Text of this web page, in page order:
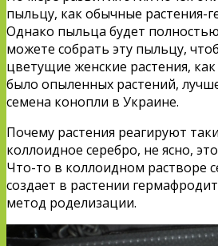
пыльцу, как обычные растения-
Однако пыльца будет
можете собрать эту пыльцу,
цветущие женские растения,
было опыленных растений,
семена конопли в Украине.
Почему растения реагируют
коллоидное серебро, не ясно,
Что-то в коллоидном растворе
создает в растении
метод роделизации.